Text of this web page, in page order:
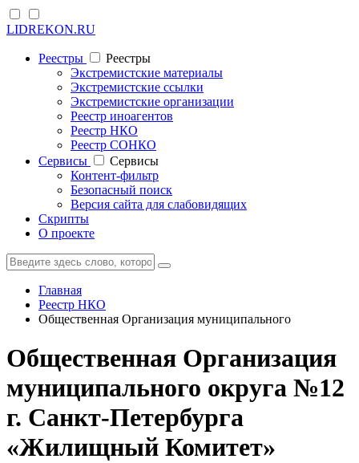
LIDREKON.RU
Реестры
Реестры
Экстремистские материалы
Экстремистские ссылки
Экстремистские организации
Реестр иноагентов
Реестр НКО
Реестр СОНКО
Cервисы
Cервисы
Контент-фильтр
Безопасный поиск
Версия сайта для слабовидящих
Скрипты
О проекте
Главная
Реестр НКО
Общественная Организация муниципального
Общественная Организация
муниципального округа №12
г. Санкт-Петербурга
«Жилищный Комитет»